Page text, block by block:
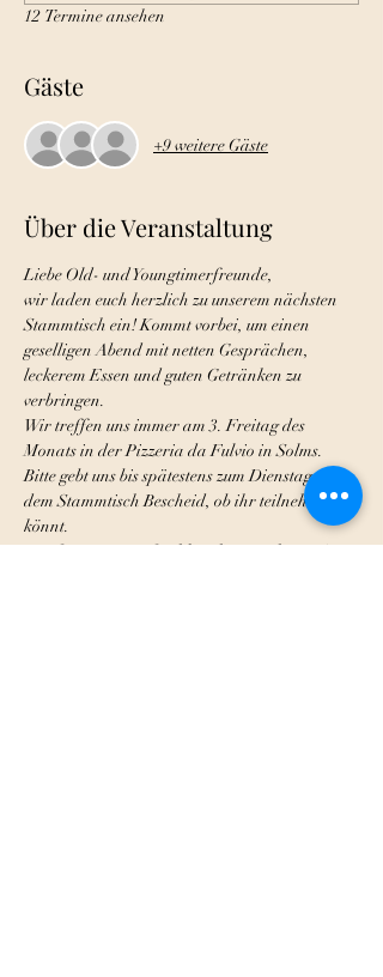
12 Termine ansehen
Gäste
+9 weitere Gäste
Über die Veranstaltung
Liebe Old- und Youngtimerfreunde,
wir laden euch herzlich zu unserem nächsten
Stammtisch ein! Kommt vorbei, um einen
geselligen Abend mit netten Gesprächen,
leckerem Essen und guten Getränken zu
verbringen.
Wir treffen uns immer am 3. Freitag des
Monats in der Pizzeria da Fulvio in Solms.
Bitte gebt uns bis spätestens zum Dienstag vor
dem Stammtisch Bescheid, ob ihr teilnehmen
könnt.
Wir freuen uns auf zahlreiches Erscheinen!